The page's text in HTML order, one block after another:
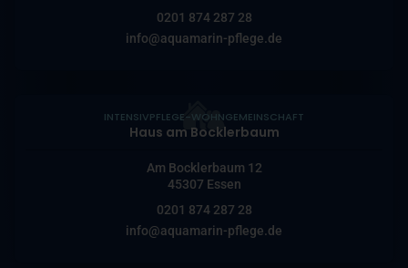
0201 874 287 28
info@aquamarin-pflege.de
INTENSIVPFLEGE-WOHNGEMEINSCHAFT
Haus am Bocklerbaum
Am Bocklerbaum 12
45307 Essen
0201 874 287 28
info@aquamarin-pflege.de